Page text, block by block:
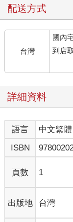
配送方式
台灣
國內
到店
詳細資料
語言 中文繁體
ISBN
頁數 1
出版地 台灣